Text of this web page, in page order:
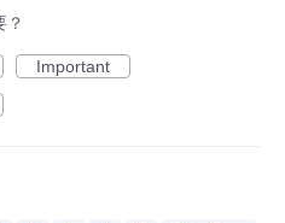
？
Important